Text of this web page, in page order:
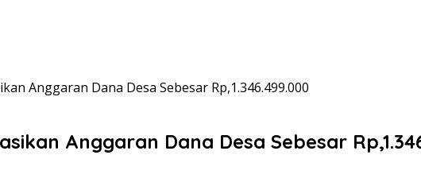
Anggaran Dana Desa Sebesar Rp,1.346.499.000
Anggaran Dana Desa Sebesar